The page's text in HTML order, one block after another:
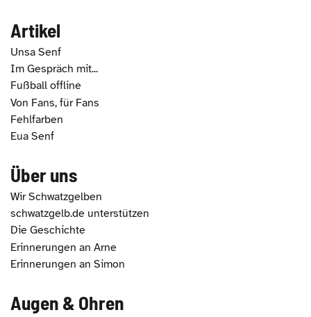
Artikel
Unsa Senf
Im Gespräch mit...
Fußball offline
Von Fans, für Fans
Fehlfarben
Eua Senf
Über uns
Wir Schwatzgelben
schwatzgelb.de unterstützen
Die Geschichte
Erinnerungen an Arne
Erinnerungen an Simon
Augen & Ohren